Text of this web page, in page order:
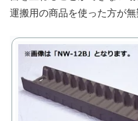
運搬用の商品を使った方が無